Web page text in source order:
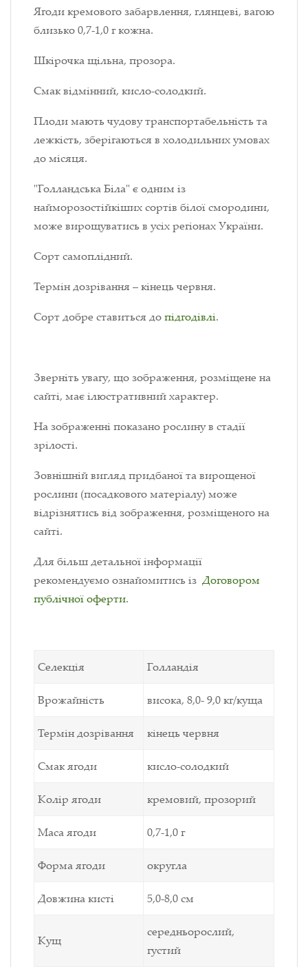
Ягоди кремового забарвлення, глянцеві, вагою
близько 0,7-1,0 г кожна.
Шкірочка щільна, прозора.
Смак відмінний, кисло-солодкий.
Плоди мають чудову транспортабельність та
лежкість, зберігаються в холодильних умовах
до місяця.
"Голландська Біла" є одним із
найморозостійкіших сортів білої смородини,
може вирощуватись в усіх регіонах України.
Сорт самоплідний.
Термін дозрівання – кінець червня.
Сорт добре ставиться допідгодівлі.
Зверніть увагу, що зображення, розміщене на
сайті, має ілюстративний характер.
На зображенні показано рослину в стадії
зрілості.
Зовнішній вигляд придбаної та вирощеної
рослини (посадкового матеріалу) може
відрізнятись від зображення, розміщеного на
сайті.
Для більш детальної інформації
рекомендуємо ознайомитись із Договором
публічної оферти.
Селекція Голландія
Врожайність висока, 8,0- 9,0 кг/куща
Термін дозрівання кінець червня
Смак ягоди кисло-солодкий
Колір ягоди кремовий, прозорий
Маса ягоди 0,7-1,0 г
Форма ягоди округла
Довжина кисті 5,0-8,0 см
Кущ
середньорослий,
густий